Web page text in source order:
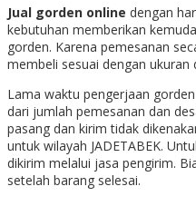
Jual gorden online dengan
kebutuhan memberikan
gorden. Karena pemesanan
membeli sesuai dengan ukuran
Lama waktu pengerjaan
dari jumlah pemesanan dan
pasang dan kirim tidak
untuk wilayah JADETABEK.
dikirim melalui jasa pengirim.
setelah barang selesai.